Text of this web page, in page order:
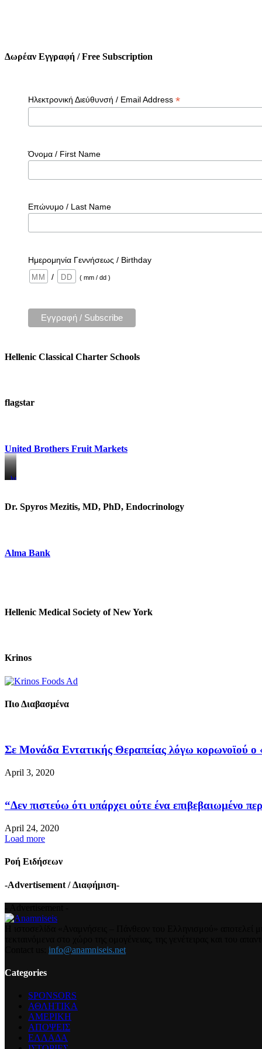
Δωρέαν Εγγραφή / Free Subscription
Ηλεκτρονική Διεύθυνσή / Email Address *
Όνομα / First Name
Επώνυμο / Last Name
Ημερομηνία Γεννήσεως / Birthday
/
( mm / dd )
Hellenic Classical Charter Schools
flagstar
United Brothers Fruit Markets
https://www.unitedbrothersfruitmarkets.com/
https://www.unitedbrothersfruitmarkets.com/
Dr. Spyros Mezitis, MD, PhD, Endocrinology
Alma Bank
Hellenic Medical Society of New York
Krinos
Πιο Διαβασμένα
Σε Μονάδα Εντατικής Θεραπείας λόγω κορωνοϊού ο
April 3, 2020
“Δεν πιστεύω ότι υπάρχει ούτε ένα επιβεβαιωμένο
April 24, 2020
Load more
Ροή Ειδήσεων
-Advertisement / Διαφήμιση-
info@anamniseis.net
Categories
SPONSORS
ΑΘΛΗΤΙΚΑ
ΑΜΕΡΙΚΗ
ΑΠΟΨΕΙΣ
ΕΛΛΑΔΑ